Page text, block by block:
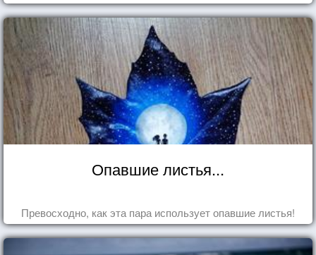
Опавшие листья...
Превосходно, как эта пара использует опавшие листья!